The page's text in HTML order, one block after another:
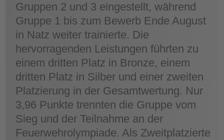
Gruppen 2 und 3 eingestellt, während
Gruppe 1 bis zum Bewerb Ende August
in Natz weiter trainierte. Die
hervorragenden Leistungen führten zu
einem dritten Platz in Bronze, einem
dritten Platz in Silber und einer zweiten
Platzierung in der Gesamtwertung. Nur
3,96 Punkte trennten die Gruppe vom
Sieg und der Teilnahme an der
Feuerwehrolympiade. Als Zweitplatzierte